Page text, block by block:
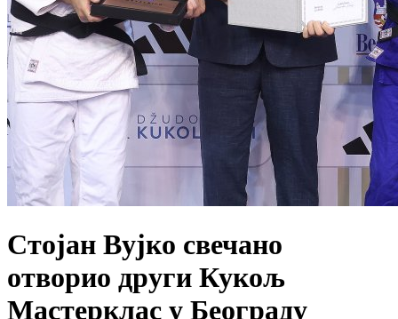
Стојан Вујко свечано
отворио други Кукољ
Мастерклас у Београду